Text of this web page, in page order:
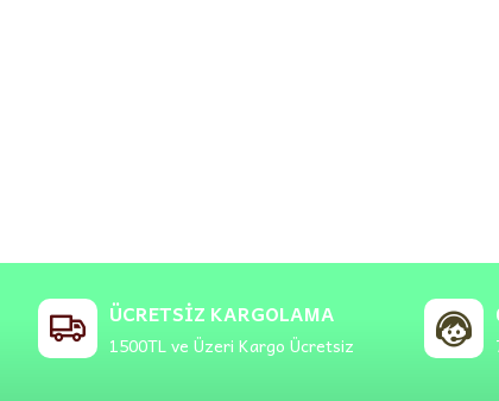
ÜCRETSIZ KARGOLAMA
1500TL ve Üzeri Kargo Ücretsiz